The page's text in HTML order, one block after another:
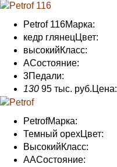
Petrof 116Марка:
кедр глянец Цвет:
высокийКласс:
AСостояние:
3Педали:
130 95 тыс. руб. Цена:
PetrofМарка:
Темный орехЦвет:
ВысокийКласс:
AAСостояние: